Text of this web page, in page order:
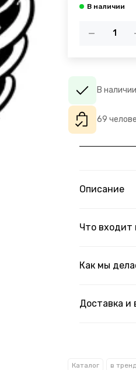
В
69
Описание
Что входит
Как мы
Доставка и
Каталог в